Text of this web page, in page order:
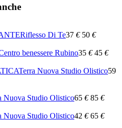
Riflesso Di Te37 € 50 €
benessere Rubino35 € 45 €
Terra Nuova Studio Olistico59
Nuova Studio Olistico65 € 85 €
Nuova Studio Olistico42 € 65 €